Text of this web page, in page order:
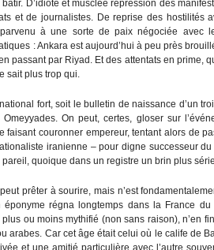
D’idiote et musclée répression des
et de journalistes. De reprise des hostilités
à une sorte de paix négociée avec
: Ankara est aujourd’hui à peu près
passant par Riyad. Et des attentats en prime,
sait plus trop qui.
fort, soit le bulletin de naissance d’un
On peut, certes, gloser sur
faisant couronner empereur, tentant alors de
iranienne – pour digne successeur du
quoique dans un registre un brin plus
prêter à sourire, mais n’est
régna longtemps dans la France du
ou moins mythifié (non sans raison), n’en
arabes. Car cet âge était celui où le calife de
et une amitié particulière avec l’autre